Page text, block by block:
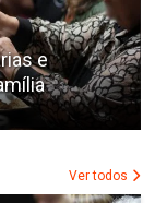
e
Ver todos